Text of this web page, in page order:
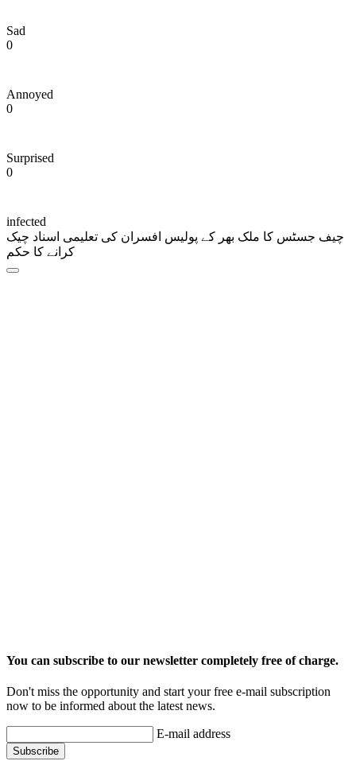
Sad
0
Annoyed
0
Surprised
0
infected
چیف جسٹس کا ملک بھر کے پولیس افسران کی تعلیمی اسناد چیک
کرانے کا حکم
You can subscribe to our newsletter completely free of charge.
Don't miss the opportunity and start your free e-mail subscription
now to be informed about the latest news.
E-mail address